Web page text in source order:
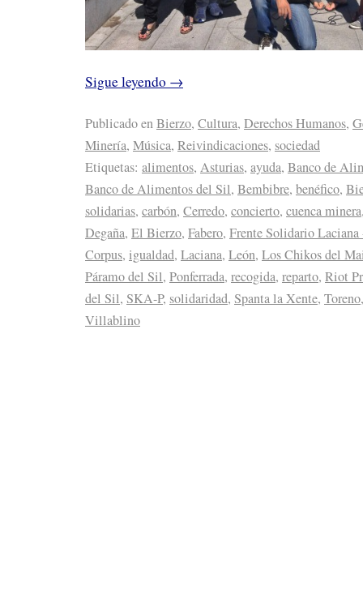
Sigue leyendo →
Publicado enBierzo, Cultura, Derechos Humanos,
Minería, Música, Reivindicaciones, sociedad
Etiquetas: alimentos, Asturias, ayuda, Banco de
Banco de Alimentos del Sil, Bembibre, benéfico,
solidarias, carbón, Cerredo, concierto, cuenca minera
Degaña, El Bierzo, Fabero, Frente Solidario
Corpus, igualdad, Laciana, León, Los Chikos del
Páramo del Sil, Ponferrada, recogida, reparto, Riot
del Sil, SKA-P, solidaridad, Spanta la Xente, Toreno
Villablino